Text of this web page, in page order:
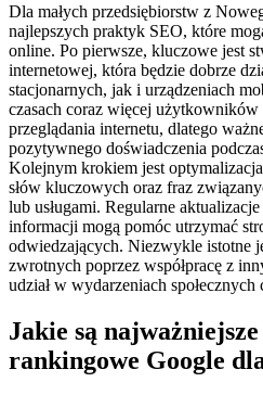
Dla małych przedsiębiorstw z
najlepszych praktyk SEO, które
online. Po pierwsze, kluczowe jest
internetowej, która będzie dobrze
stacjonarnych, jak i urządzeniach
czasach coraz więcej
przeglądania internetu, dlatego
pozytywnego doświadczenia
Kolejnym krokiem jest
słów kluczowych oraz fraz
lub usługami. Regularne
informacji mogą pomóc utrzymać
odwiedzających. Niezwykle istotne
zwrotnych poprzez współpracę z
udział w wydarzeniach
Jakie są
rankingowe Google